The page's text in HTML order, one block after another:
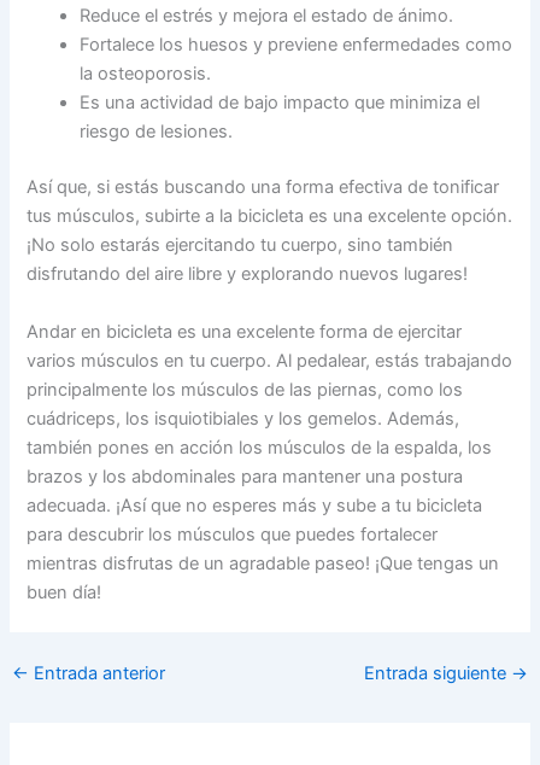
Reduce el estrés y mejora el estado de ánimo.
Fortalece los huesos y previene enfermedades como
la osteoporosis.
Es una actividad de bajo impacto que minimiza el
riesgo de lesiones.
Así que, si estás buscando una forma efectiva de tonificar
tus músculos, subirte a la bicicleta es una excelente opción.
¡No solo estarás ejercitando tu cuerpo, sino también
disfrutando del aire libre y explorando nuevos lugares!
Andar en bicicleta es una excelente forma de ejercitar
varios músculos en tu cuerpo. Al pedalear, estás trabajando
principalmente los músculos de las piernas, como los
cuádriceps, los isquiotibiales y los gemelos. Además,
también pones en acción los músculos de la espalda, los
brazos y los abdominales para mantener una postura
adecuada. ¡Así que no esperes más y sube a tu bicicleta
para descubrir los músculos que puedes fortalecer
mientras disfrutas de un agradable paseo! ¡Que tengas un
buen día!
← Entrada anterior Entrada siguiente →